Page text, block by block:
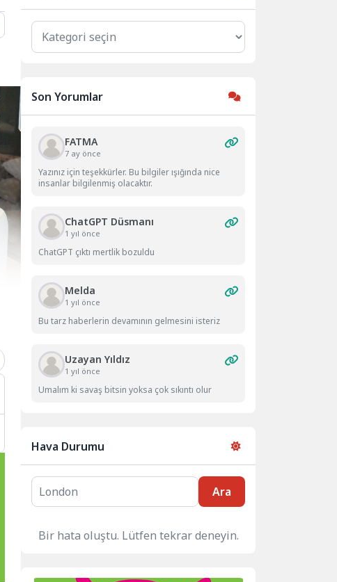
Kategoriler
Son Yorumlar
FATMA
7 ay önce
Yazınız için teşekkürler. Bu bilgiler ışığında nice
insanlar bilgilenmiş olacaktır.
ChatGPT Düsmanı
1 yıl önce
ChatGPT çıktı mertlik bozuldu
Melda
1 yıl önce
Bu tarz haberlerin devamının gelmesini isteriz
Uzayan Yıldız
1 yıl önce
Umalım ki savaş bitsin yoksa çok sıkıntı olur
Hava Durumu
Ara
Bir hata oluştu. Lütfen tekrar deneyin.